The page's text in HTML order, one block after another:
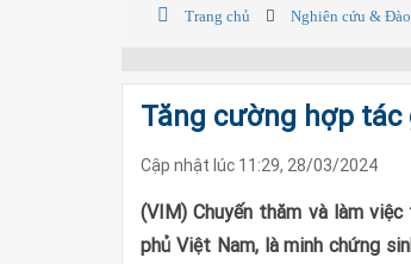
Trang chủ Nghiên cứu &
Tăng cường hợp tác
Cập nhật lúc 11:29, 28/03/2024
(VIM) Chuyến thăm và làm
phủ Việt Nam, là minh chứng